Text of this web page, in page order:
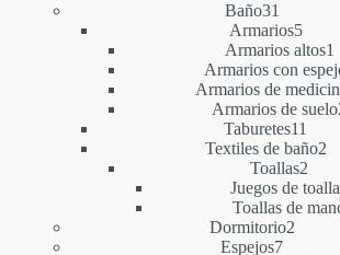
Baño31
productos
Armarios55
Armarios altos1
Armarios con
Armarios de
Armarios de suelo
Taburetes11
Textiles de baño22
Toallas2
Juegos de
Toallas de
Dormitorio22
Espejos77